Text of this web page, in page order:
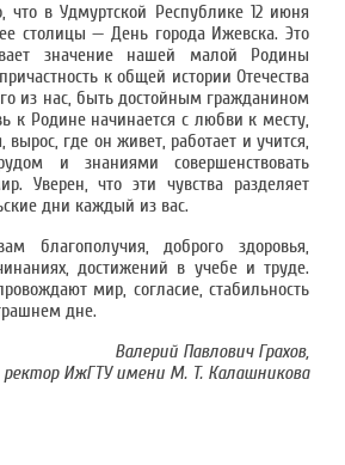
что в Удмуртской Республике 12 июня
столицы — День города Ижевска. Это
значение нашей малой Родины
к общей истории Отечества
из нас, быть достойным гражданином
к Родине начинается с любви к месту,
вырос, где он живет, работает и учится,
и знаниями совершенствовать
Уверен, что эти чувства разделяет
дни каждый из вас.
благополучия, доброго здоровья,
достижений в учебе и труде.
мир, согласие, стабильность
дне.
Валерий Павлович Грахов,
ректор ИжГТУ имени М. Т. Калашникова